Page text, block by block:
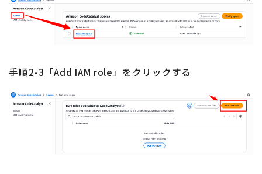
手順2-3「Add IAM role」をクリックする